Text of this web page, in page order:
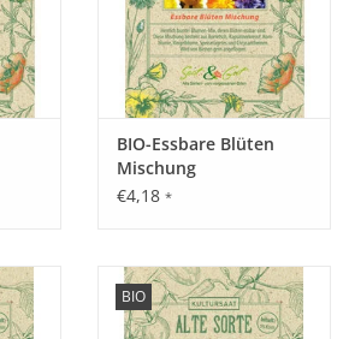
25°C und 28°C konstant.
Nährstoffe, Buschtomate - nicht
BIO-Essbare Blüten
Mischung
€4,18 *
BIO